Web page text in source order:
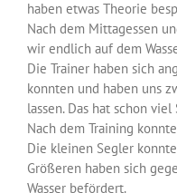
haben etwas Theorie
Nach dem Mittagessen
wir endlich auf dem
Die Trainer haben sich
konnten und haben uns
lassen. Das hat schon
Nach dem Training
Die kleinen Segler
Größeren haben sich
Wasser befördert.